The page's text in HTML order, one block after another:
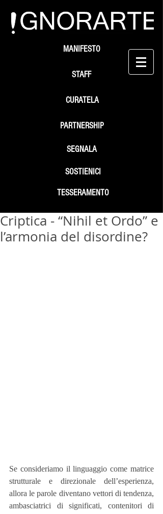
STAFF
SEGNALA
SOSTIENICI
MANIFESTO
PARTNERSHIP
TESSERAMENTO
CURATELA
Criptica - “Nihil et Ordo” e
l’armonia del disordine?
Se consideriamo il linguaggio come matrice
strutturale e direzionale dell’esperienza,
allora le parole diventano vettori di tendenza,
ambasciatrici di significati, contenitori di